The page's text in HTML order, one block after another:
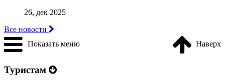
26, дек 2025
Все новости
Показать меню
Наверх
Туристам